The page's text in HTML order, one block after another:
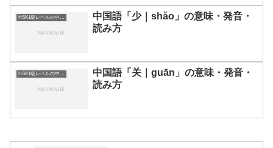
中国語「少｜shǎo」の意味・発音・
読み方
中国語「关｜guān」の意味・発音・
読み方